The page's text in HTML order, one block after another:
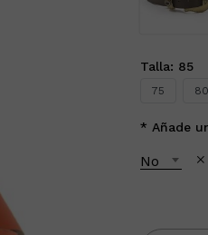
Talla: 85
75 80
* Añade
No